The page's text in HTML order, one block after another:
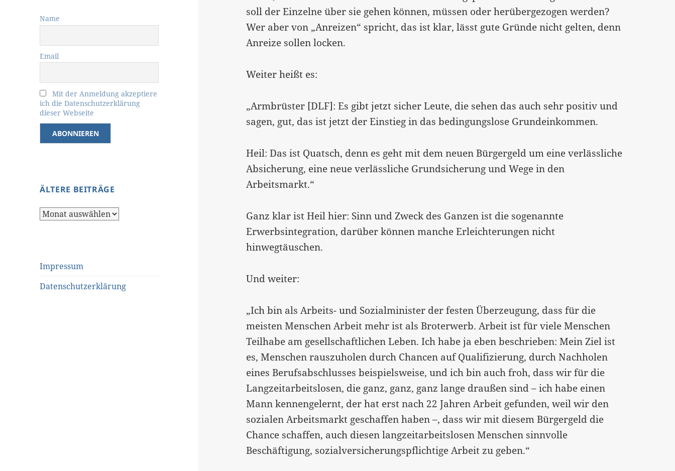
Name
Email
Mit der Anmeldung akzeptiere
ich die Datenschutzerklärung
dieser Webseite
ÄLTERE BEITRÄGE
Ältere
Impressum
Datenschutzerklärung
soll der Einzelne über sie gehen können, müssen oder herübergezogen werden?
Wer aber von „Anreizen“ spricht, das ist klar, lässt gute Gründe nicht gelten, denn
Anreize sollen locken.
Weiter heißt es:
„Armbrüster [DLF]: Es gibt jetzt sicher Leute, die sehen das auch sehr positiv und
sagen, gut, das ist jetzt der Einstieg in das bedingungslose Grundeinkommen.
Heil: Das ist Quatsch, denn es geht mit dem neuen Bürgergeld um eine verlässliche
Absicherung, eine neue verlässliche Grundsicherung und Wege in den
Arbeitsmarkt.“
Ganz klar ist Heil hier: Sinn und Zweck des Ganzen ist die sogenannte
Erwerbsintegration, darüber können manche Erleichterungen nicht
hinwegtäuschen.
Und weiter:
„Ich bin als Arbeits- und Sozialminister der festen Überzeugung, dass für die
meisten Menschen Arbeit mehr ist als Broterwerb. Arbeit ist für viele Menschen
Teilhabe am gesellschaftlichen Leben. Ich habe ja eben beschrieben: Mein Ziel ist
es, Menschen rauszuholen durch Chancen auf Qualifizierung, durch Nachholen
eines Berufsabschlusses beispielsweise, und ich bin auch froh, dass wir für die
Langzeitarbeitslosen, die ganz, ganz, ganz lange draußen sind – ich habe einen
Mann kennengelernt, der hat erst nach 22 Jahren Arbeit gefunden, weil wir den
sozialen Arbeitsmarkt geschaffen haben –, dass wir mit diesem Bürgergeld die
Chance schaffen, auch diesen langzeitarbeitslosen Menschen sinnvolle
Beschäftigung, sozialversicherungspflichtige Arbeit zu geben.“